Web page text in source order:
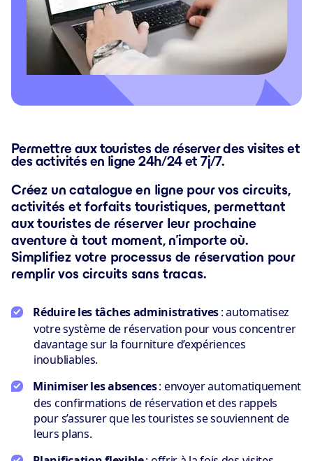
Permettre aux touristes de réserver des visites et
des activités en ligne 24h/24 et 7j/7.
Créez un catalogue en ligne pour vos circuits,
activités et forfaits touristiques, permettant
aux touristes de réserver leur prochaine
aventure à tout moment, n’importe où.
Simplifiez votre processus de réservation pour
remplir vos circuits sans tracas.
Réduire les tâches administratives: automatisez
votre système de réservation pour vous concentrer
davantage sur la fourniture d’expériences
inoubliables.
Minimiser les absences: envoyer automatiquement
des confirmations de réservation et des rappels
pour s’assurer que les touristes se souviennent de
leurs plans.